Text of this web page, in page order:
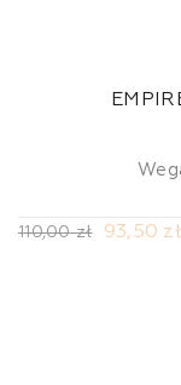
110,00 zł 93,50 zł